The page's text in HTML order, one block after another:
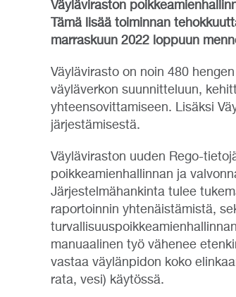
Väyläviraston
Tämä lisää toiminnan
marraskuun 2022 loppuun
Väylävirasto on noin 480
väyläverkon suunnitteluun,
yhteensovittamiseen. Lisäksi
järjestämisestä.
Väyläviraston uuden Rego-
poikkeamienhallinnan ja
Järjestelmähankinta tulee
raportoinnin yhtenäistämistä,
manuaalinen työ vähenee
vastaa väylänpidon koko
rata, vesi) käytössä.